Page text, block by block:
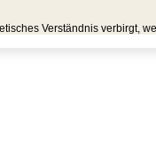
Verständnis verbirgt,